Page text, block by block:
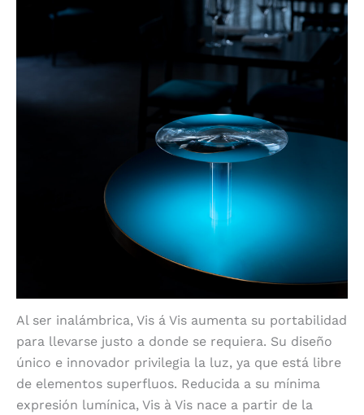
Al ser inalámbrica, Vis á Vis aumenta su portabilidad
para llevarse justo a donde se requiera. Su diseño
único e innovador privilegia la luz, ya que está libre
de elementos superfluos. Reducida a su mínima
expresión lumínica, Vis à Vis nace a partir de la